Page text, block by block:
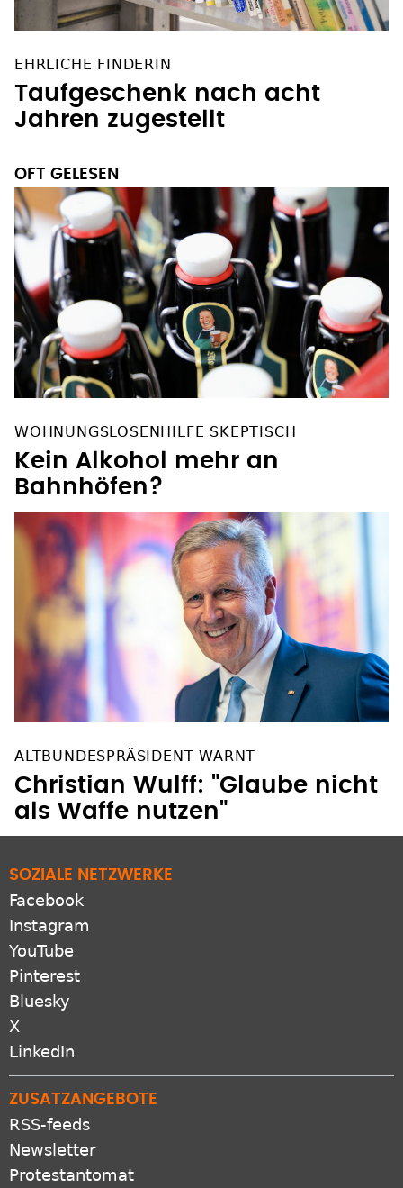
EHRLICHE FINDERIN
Taufgeschenk nach acht
Jahren zugestellt
OFT GELESEN
WOHNUNGSLOSENHILFE SKEPTISCH
Kein Alkohol mehr an
Bahnhöfen?
ALTBUNDESPRÄSIDENT WARNT
Christian Wulff: "Glaube nicht
als Waffe nutzen"
SOZIALE NETZWERKE
Facebook
Instagram
YouTube
Pinterest
Bluesky
X
LinkedIn
ZUSATZANGEBOTE
RSS-feeds
Newsletter
Protestantomat